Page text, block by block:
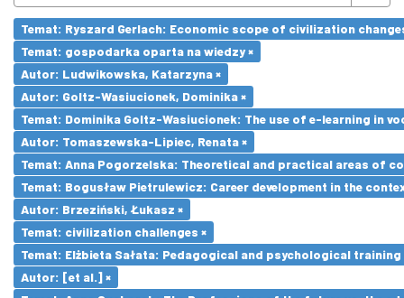
Temat: Ryszard Gerlach: Economic scope of civilization
Temat: gospodarka oparta na wiedzy ×
Autor: Ludwikowska, Katarzyna ×
Autor: Goltz-Wasiucionek, Dominika ×
Temat: Dominika Goltz-Wasiucionek: The use of e-learning in
Autor: Tomaszewska-Lipiec, Renata ×
Temat: Anna Pogorzelska: Theoretical and practical areas of
Temat: Bogusław Pietrulewicz: Career development in the
Autor: Brzeziński, Łukasz ×
Temat: civilization challenges ×
Temat: Elżbieta Sałata: Pedagogical and psychological
Autor: [et al.] ×